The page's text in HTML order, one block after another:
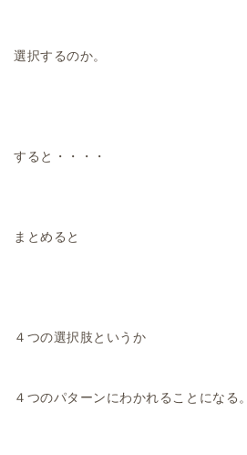
選択するのか。
すると・・・・
まとめると
４つの選択肢というか
４つのパターンにわかれることになる。